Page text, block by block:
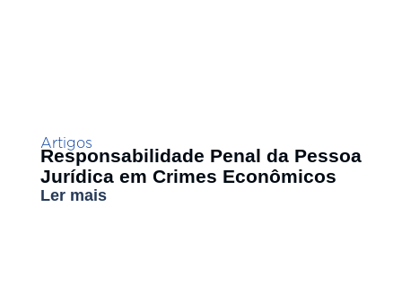
Artigos
Responsabilidade Penal da Pessoa
Jurídica em Crimes Econômicos
Ler mais